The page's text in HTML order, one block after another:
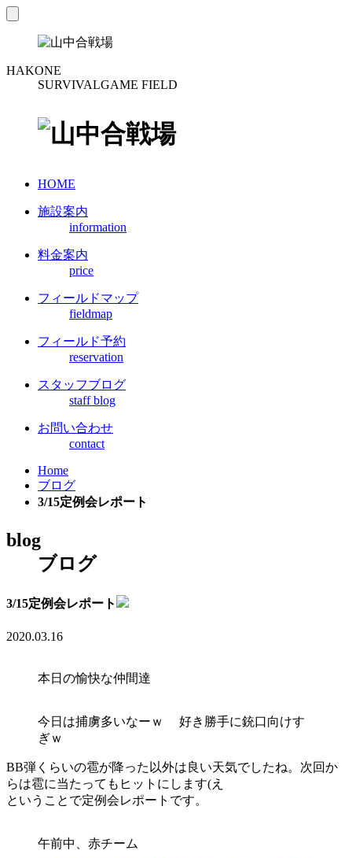
toggle
navigation
HAKONE
SURVIVALGAME FIELD
HOME
施設案内
information
料金案内
price
フィールドマップ
fieldmap
フィールド予約
reservation
スタッフブログ
staff blog
お問い合わせ
contact
Home
ブログ
3/15定例会レポート
blog
ブログ
3/15定例会レポート
2020.03.16
本日の愉快な仲間達
今日は捕虜多いなーｗ 好き勝手に銃口向けす
ぎｗ
BB弾くらいの雹が降った以外は良い天気でしたね。次回か
らは雹に当たってもヒットにします(え
ということで定例会レポートです。
午前中、赤チーム